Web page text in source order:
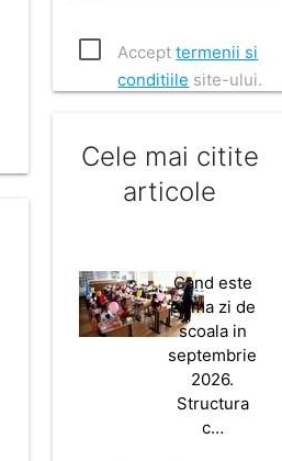
Accepttermenii si
conditiile site-ului.
Cele mai citite
articole
Cand este
prima zi de
scoala in
septembrie
2026.
Structura
c…